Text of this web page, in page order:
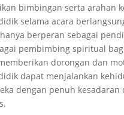
bimbingan serta arahan
selama acara
berperan sebagai
pembimbing spiritual
dorongan dan
dapat menjalankan
dengan penuh kesadaran